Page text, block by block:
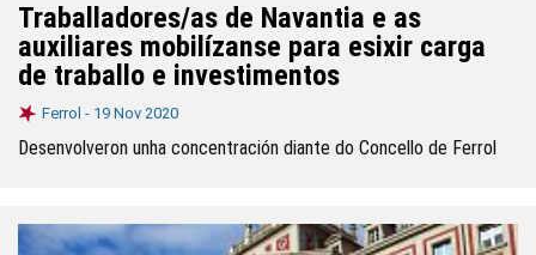
Traballadores/as de Navantia e as
auxiliares mobilízanse para esixir carga
de traballo e investimentos
Ferrol - 19 Nov 2020
Desenvolveron unha concentración diante do Concello de Ferrol